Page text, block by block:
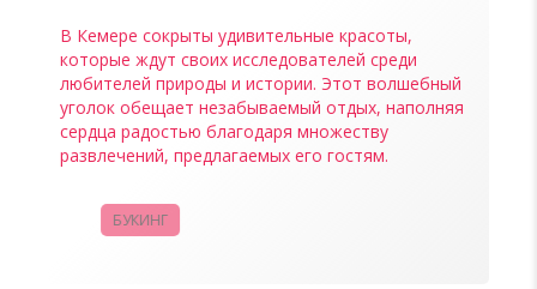
В Кемере сокрыты удивительные красоты,
которые ждут своих исследователей среди
любителей природы и истории. Этот волшебный
уголок обещает незабываемый отдых, наполняя
сердца радостью благодаря множеству
развлечений, предлагаемых его гостям.
БУКИНГ